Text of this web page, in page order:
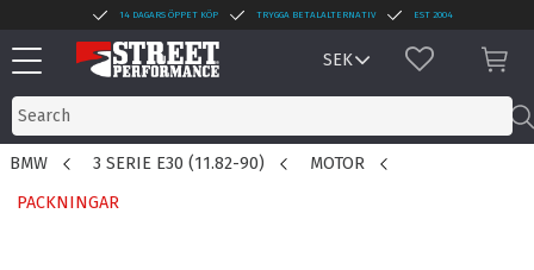
Menu
14 DAGARS ÖPPET KÖP TRYGGA BETALALTERNATIV EST 2004
FAVORITES
BMW 3 SERIE E30 (11.82-90)
MOTOR
PACKNINGAR